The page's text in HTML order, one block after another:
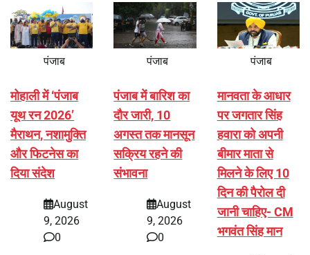
पंजाब
मोहाली में ‘पंजाब
यूथ रन 2026’
मैराथन, नशामुक्ति
और फिटनेस का
दिया संदेश
August
9, 2026
0
पंजाब
पंजाब में बारिश का
दौर जारी, 10
अगस्त तक मानसून
सक्रिय रहने की
संभावना
August
9, 2026
0
पंजाब
मानवता के आधार
पर जगतार सिंह
हवारा को अपनी
बीमार माता से
मिलने के लिए 10
दिन की पैरोल दी
जानी चाहिए- CM
भगवंत सिंह मान